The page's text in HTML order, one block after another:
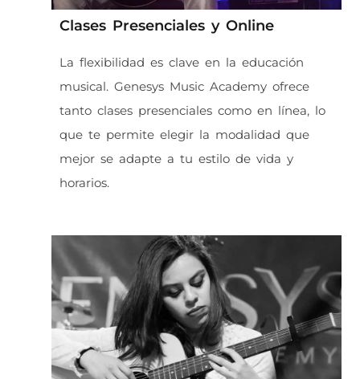
Clases Presenciales y Online
La flexibilidad es clave en la educación
musical. Genesys Music Academy ofrece
tanto clases presenciales como en línea, lo
que te permite elegir la modalidad que
mejor se adapte a tu estilo de vida y
horarios.